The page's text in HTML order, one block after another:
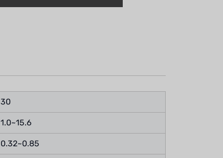
30
1.0~15.6
0.32~0.85